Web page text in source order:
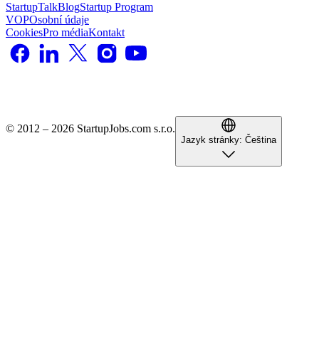
StartupTalkBlogStartup Program
VOPOsobní údaje
CookiesPro médiaKontakt
© 2012 – 2026 StartupJobs.com s.r.o.
Jazyk stránky: Čeština